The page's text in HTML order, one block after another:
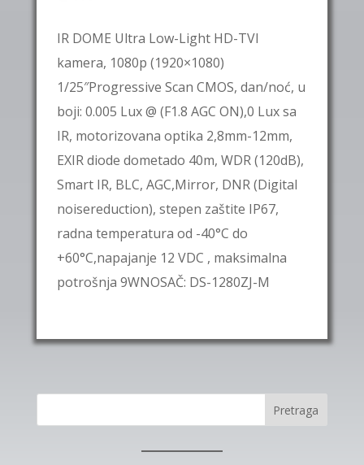
IR DOME Ultra Low-Light HD-TVI
kamera, 1080p (1920×1080)
1/25″Progressive Scan CMOS, dan/noć, u
boji: 0.005 Lux @ (F1.8 AGC ON),0 Lux sa
IR, motorizovana optika 2,8mm-12mm,
EXIR diode dometado 40m, WDR (120dB),
Smart IR, BLC, AGC,Mirror, DNR (Digital
noisereduction), stepen zaštite IP67,
radna temperatura od -40°C do
+60°C,napajanje 12 VDC , maksimalna
potrošnja 9WNOSAČ: DS-1280ZJ-M
Pretraga